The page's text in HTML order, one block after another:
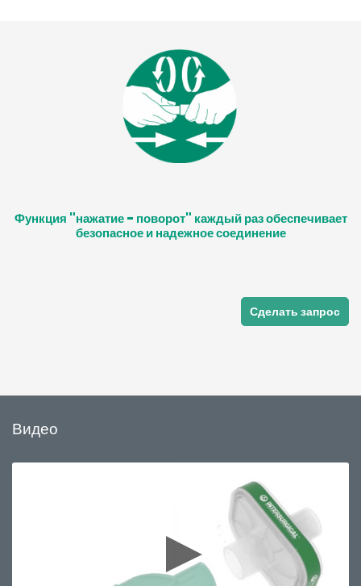
Функция "нажатие - поворот" каждый раз обеспечивает
безопасное и надежное соединение
Сделать запрос
Видео